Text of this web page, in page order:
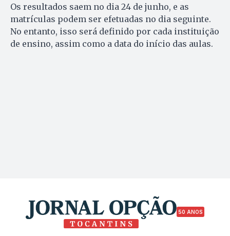
Os resultados saem no dia 24 de junho, e as
matrículas podem ser efetuadas no dia seguinte.
No entanto, isso será definido por cada instituição
de ensino, assim como a data do início das aulas.
50 ANOS